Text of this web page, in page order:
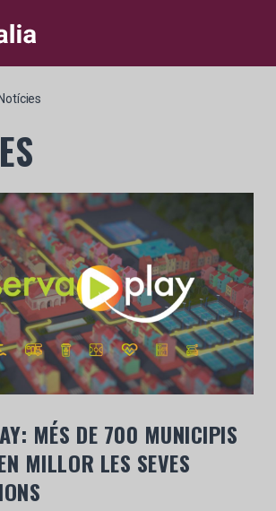
Notícies
MÉS DE 700 MUNICIPIS
MILLOR LES SEVES